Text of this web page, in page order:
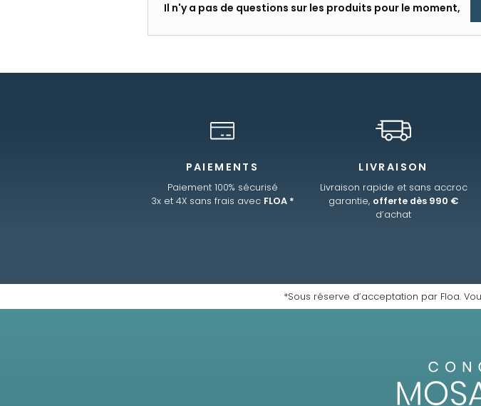
Il n'y a pas de questions sur les produits pour le moment,
PAIEMENTS
Paiement 100% sécurisé
3x et 4X sans frais avec FLOA *
LIVRAISON
Livraison rapide et sans accroc
garantie, offerte dès 990 €
d’achat
*Sous réserve d’acceptation par Floa.